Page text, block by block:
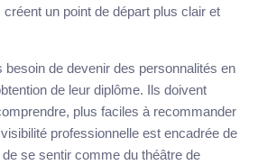
créent un point de départ plus clair et
besoin de devenir des personnalités en
de leur diplôme. Ils doivent
plus faciles à recommander
professionnelle est encadrée de
se sentir comme du théâtre de